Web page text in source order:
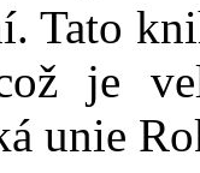
Tato
je
unie